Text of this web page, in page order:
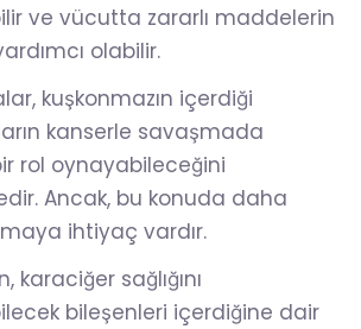
ve vücutta zararlı maddelerin
olabilir.
kuşkonmazın içerdiği
kanserle savaşmada
rol oynayabileceğini
Ancak, bu konuda daha
ihtiyaç vardır.
karaciğer sağlığını
bileşenleri içerdiğine dair